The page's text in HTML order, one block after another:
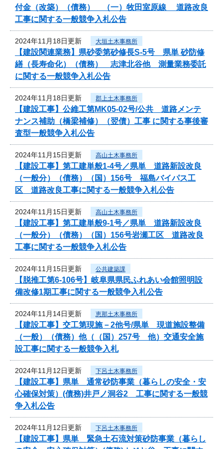
付金（改築）（債務） （一）牧田室原線 道路改良
工事に関する一般競争入札公告
2024年11月18日更新 大垣土木事務所
【建設関連業務】県砂委第砂修長S-5号 県単 砂防修
繕（長寿命化）（債務） 志津北谷他 測量業務委託
に関する一般競争入札公告
2024年11月18日更新 郡上土木事務所
【建設工事】公維工第MK05-02号/公共 道路メンテ
ナンス補助（橋梁補修）（翌債）工事 に関する事後審
査型一般競争入札公告
2024年11月15日更新 高山土木事務所
【建設工事】第工建単般1-4号／県単 道路新設改良
（一般分）（債務）（国）156号 福島バイパス工
区 道路改良工事に関する一般競争入札公告
2024年11月15日更新 高山土木事務所
【建設工事】第工建単般9-1号／県単 道路新設改良
（一般分）（債務）（国）156号岩瀬工区 道路改良
工事に関する一般競争入札公告
2024年11月15日更新 公共建築課
【脱推工第6-106号】岐阜県県民ふれあい会館照明設
備改修1期工事に関する一般競争入札公告
2024年11月14日更新 恵那土木事務所
【建設工事】交工第現施－2他号/県単 現道施設整備
（一般）（債務）他（（国）257号 他）交通安全施
設工事に関する一般競争入札
2024年11月12日更新 下呂土木事務所
【建設工事】県単 通常砂防事業（暮らしの安全・安
心確保対策）(債務)井戸ノ洞谷2 工事に関する一般競
争入札公告
2024年11月12日更新 下呂土木事務所
【建設工事】県単 緊急土石流対策砂防事業（暮らし